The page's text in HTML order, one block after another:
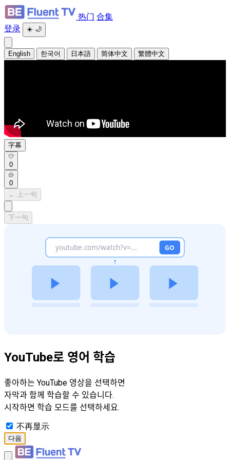
热门 合集
登录
☀️ 🌙
English 한국어 日本語 简体中文 繁體中文
字幕
0
0
← 上一句
下一句
YouTube로 영어 학습
좋아하는 YouTube 영상을 선택하면
자막과 함께 학습할 수 있습니다.
시작하면 학습 모드를 선택하세요.
不再显示
다음